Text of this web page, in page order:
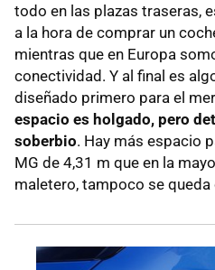
todo en las plazas traseras,
a la hora de comprar un
mientras que en Europa
conectividad. Y al final es
diseñado primero para el
espacio es holgado, pero
soberbio. Hay más espacio
MG de 4,31 m que en la
maletero, tampoco se